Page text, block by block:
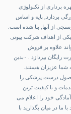
برداری از تکنولوژی
بردارد, پایه و اساس
از آنها, بنا شده است.
یکی از اهداف شرکت بیوتی
علاوه بر فروش
محصولات, به آموزش تمام دستگاه ها و محصولات مصرفی به صورت رایگان بپردازد . ۰بدین
شما عزیزان هستند.
اصول درست پزشکی را
و با کیفیت ترین
خود را اعلام می
ما در میان بگذارید با